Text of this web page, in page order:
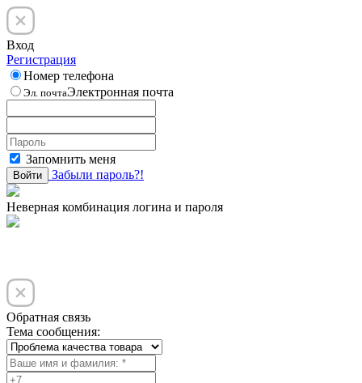
Вход
Регистрация
Номер телефона
Эл. почтаЭлектронная почта
Запомнить меня
Войти Забыли пароль?!
Неверная комбинация логина и пароля
Обратная связь
Тема сообщения: